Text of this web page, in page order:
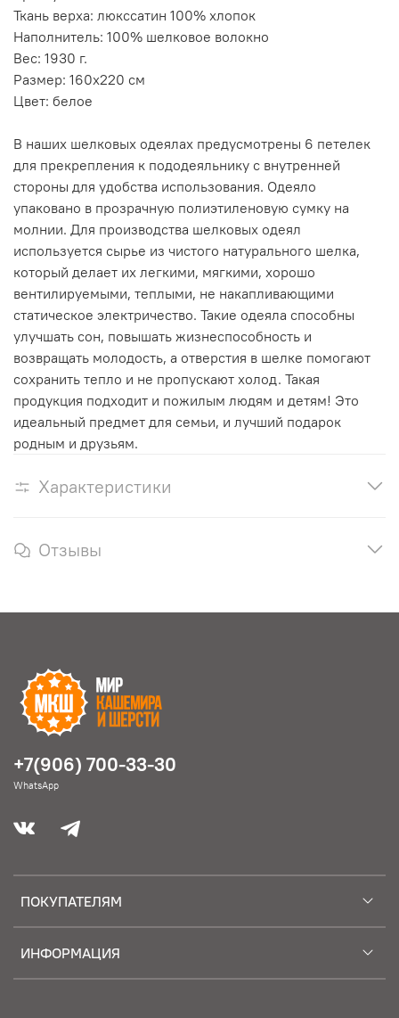
Ткань верха: люкссатин 100% хлопок
Наполнитель: 100% шелковое волокно
Вес: 1930 г.
Размер: 160х220 см
Цвет: белое
В наших шелковых одеялах предусмотрены 6 петелек
для прекрепления к пододеяльнику с внутренней
стороны для удобства использования. Одеяло
упаковано в прозрачную полиэтиленовую сумку на
молнии. Для производства шелковых одеял
используется сырье из чистого натурального шелка,
который делает их легкими, мягкими, хорошо
вентилируемыми, теплыми, не накапливающими
статическое электричество. Такие одеяла способны
улучшать сон, повышать жизнеспособность и
возвращать молодость, а отверстия в шелке помогают
сохранить тепло и не пропускают холод. Такая
продукция подходит и пожилым людям и детям! Это
идеальный предмет для семьи, и лучший подарок
родным и друзьям.
Характеристики
Отзывы
ПОКУПАТЕЛЯМ
ИНФОРМАЦИЯ
+7(906) 700-33-30
WhatsApp